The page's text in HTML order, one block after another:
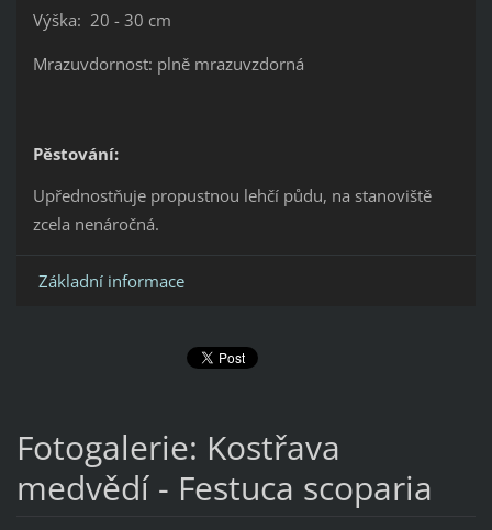
Výška: 20 - 30 cm
Mrazuvdornost: plně mrazuvzdorná
Pěstování:
Upřednostňuje propustnou lehčí půdu, na stanoviště
zcela nenáročná.
Základní informace
Fotogalerie: Kostřava
medvědí - Festuca scoparia